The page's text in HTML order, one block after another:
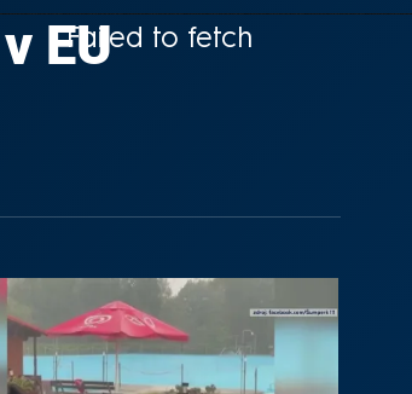
Failed to fetch
EU